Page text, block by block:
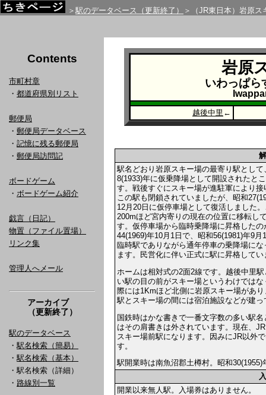
＞ 駅のデータベース（更新終了） ＞（JR東日本）岩原ス
Contents
市町村章
・ 都道府県別リスト
郵便局
・ 郵便局データベース
・ 記憶に残る郵便局
・ 郵便局訪問記
ボードゲーム
・ ボードゲーム紹介
戯言（日記）
物置（ファイル置場）
リンク集
管理人へメール
アーカイブ
（更新終了）
駅のデータベース
・ 駅名検索（簡易）
・ 駅名検索（基本）
・駅名検索（詳細）
・ 路線別一覧
岩原
いわっぱら
越後中里 ←
駅名どおり岩原スキー場の最寄り駅として
8(1933)年に仮乗降場として開設されたと
す。戦後すぐにスキー場が進駐軍により接
この駅も閉鎖されていましたが、昭和
12月20日に仮停車場として復活しました
200mほど宮内寄りの現在の位置に移転し
す。仮停車場から臨時乗降場に昇格したの
44(1969)年10月1日で、昭和56(1981)年9月
臨時駅でありながら通年停車の乗降場にな
ます。民営化に伴い正式に駅に昇格してい
ホームは相対式の2面2線です。越後中里
い駅の目の前がスキー場というわけではな
際には1Kmほど北側に岩原スキー場があ
駅とスキー場の間には宿泊施設などが建
国鉄時はかな書きで一番文字数の多い駅
はその肩書きは外されています。現在、
スキー場前駅になります。因みにJR以外
す。
駅開業時は南魚沼郡土樽村。昭和
開業以来無人駅。入場券はありません。